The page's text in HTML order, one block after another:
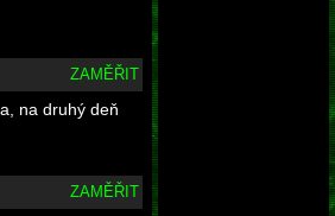
ZAMĚŘIT
na druhý deň
ZAMĚŘIT